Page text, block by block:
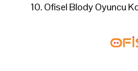
Ofisel Blody Oyuncu